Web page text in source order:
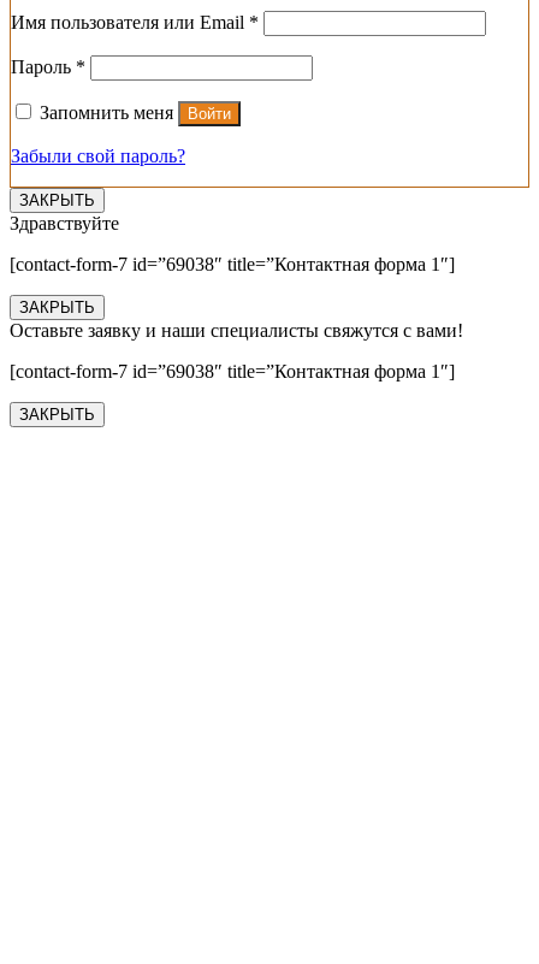
Имя пользователя или Email *
Пароль *
Запомнить меня Войти
Забыли свой пароль?
ЗАКРЫТЬ
Здравствуйте
[contact-form-7 id=”69038″ title=”Контактная форма 1″]
ЗАКРЫТЬ
Оставьте заявку и наши специалисты свяжутся с вами!
[contact-form-7 id=”69038″ title=”Контактная форма 1″]
ЗАКРЫТЬ